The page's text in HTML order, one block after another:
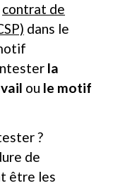
contrat de
dans le
la
ou le motif
?
de
être les